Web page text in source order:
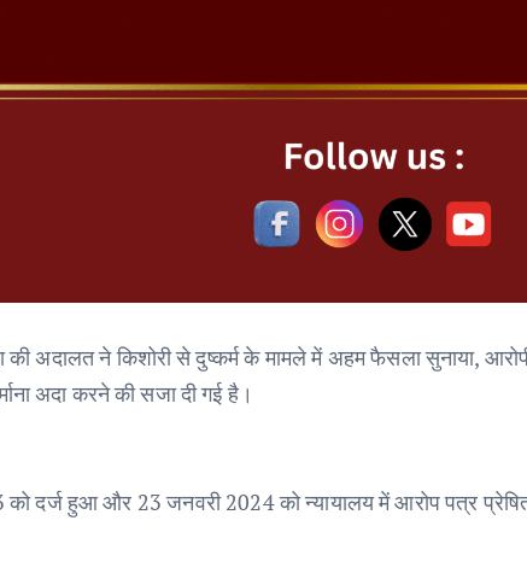
की अदालत ने किशोरी से दुष्कर्म के मामले में अहम फैसला सुनाया,
अदा करने की सजा दी गई है।
दर्ज हुआ और 23 जनवरी 2024 को न्यायालय में आरोप पत्र